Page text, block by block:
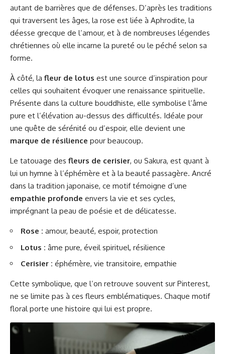
autant de barrières que de défenses. D’après les traditions
qui traversent les âges, la rose est liée à Aphrodite, la
déesse grecque de l’amour, et à de nombreuses légendes
chrétiennes où elle incarne la pureté ou le péché selon sa
forme.
À côté, la fleur de lotus est une source d’inspiration pour
celles qui souhaitent évoquer une renaissance spirituelle.
Présente dans la culture bouddhiste, elle symbolise l’âme
pure et l’élévation au-dessus des difficultés. Idéale pour
une quête de sérénité ou d’espoir, elle devient une
marque de résilience pour beaucoup.
Le tatouage des fleurs de cerisier, ou Sakura, est quant à
lui un hymne à l’éphémère et à la beauté passagère. Ancré
dans la tradition japonaise, ce motif témoigne d’une
empathie profonde envers la vie et ses cycles,
imprégnant la peau de poésie et de délicatesse.
Rose : amour, beauté, espoir, protection
Lotus : âme pure, éveil spirituel, résilience
Cerisier : éphémère, vie transitoire, empathie
Cette symbolique, que l’on retrouve souvent sur Pinterest,
ne se limite pas à ces fleurs emblématiques. Chaque motif
floral porte une histoire qui lui est propre.